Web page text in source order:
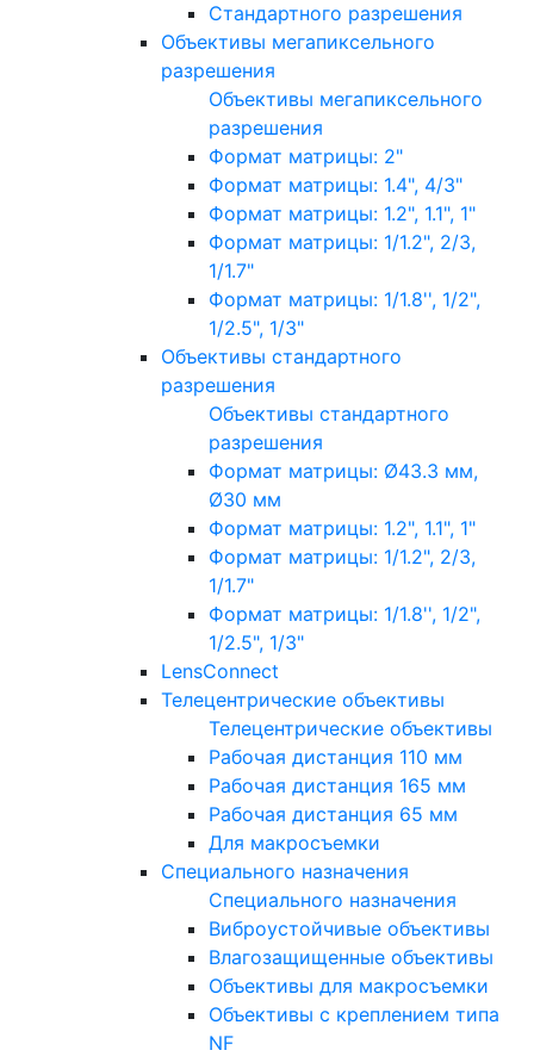
Стандартного разрешения
Объективы мегапиксельного
разрешения
Объективы мегапиксельного
разрешения
Формат матрицы: 2"
Формат матрицы: 1.4", 4/3"
Формат матрицы: 1.2", 1.1", 1"
Формат матрицы: 1/1.2", 2/3,
1/1.7"
Формат матрицы: 1/1.8'', 1/2",
1/2.5", 1/3"
Объективы стандартного
разрешения
Объективы стандартного
разрешения
Формат матрицы: Ø43.3 мм,
Ø30 мм
Формат матрицы: 1.2", 1.1", 1"
Формат матрицы: 1/1.2", 2/3,
1/1.7"
Формат матрицы: 1/1.8'', 1/2",
1/2.5", 1/3"
LensConnect
Телецентрические объективы
Телецентрические объективы
Рабочая дистанция 110 мм
Рабочая дистанция 165 мм
Рабочая дистанция 65 мм
Для макросъемки
Специального назначения
Специального назначения
Виброустойчивые объективы
Влагозащищенные объективы
Объективы для макросъемки
Объективы с креплением типа
NF